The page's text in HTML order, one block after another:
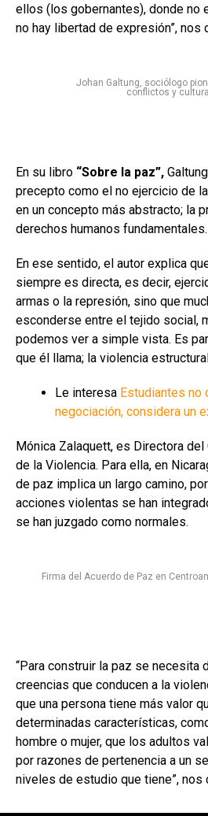
ellos (los gobernantes), donde no
no hay libertad de expresión”, nos
Johan Galtung, sociólogo
conflictos y
En su libro “Sobre la paz”,
precepto como el no ejercicio de
en un concepto más abstracto; la
derechos humanos fundamentales.
En ese sentido, el autor explica
siempre es directa, es decir,
armas o la represión, sino que
esconderse entre el tejido social,
podemos ver a simple vista. Es
que él llama; la violencia
Le interesa Estudiantes no
negociación, considera un
Mónica Zalaquett, es Directora
de la Violencia. Para ella, en
de paz implica un largo camino,
acciones violentas se han
se han juzgado como normales.
Firma del Acuerdo de Paz en
“Para construir la paz se necesita
creencias que conducen a la
que una persona tiene más valor
determinadas características,
hombre o mujer, que los adultos
por razones de pertenencia a un
niveles de estudio que tiene”, nos